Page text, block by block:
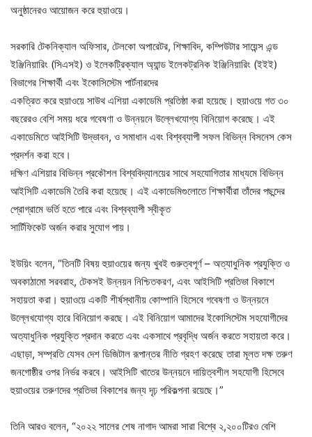
অনুষ্ঠানেরও আয়োজন করে হুয়াওয়ে।
সরকারি টেকনিক্যাল অফিসার, টেলকো অপারেটর, শিক্ষাবিদ, কম্পিউটার সায়েন্স এন্ড
ইঞ্জিনিয়ারিং (সিএসই) ও ইলেকট্রিক্যাল অ্যান্ড ইলেকট্রনিক ইঞ্জিনিয়ারিং (ইইই)
বিভাগের শিক্ষার্থী এবং ইকোসিস্টেম পার্টনারদের
একত্রিত করে হুয়াওয়ে সাউথ এশিয়া একাডেমি প্রতিষ্ঠা করা হয়েছে। হুয়াওয়ে গত ৩০
বছরেরও বেশি সময় ধরে গবেষণা ও উন্নয়নে উল্লেখযোগ্য বিনিয়োগ করেছে। এই
একাডেমিতে আইসিটি উদ্ভাবন, ও সমাধান এবং বিশ্বব্যাপী সফল বিভিন্ন বিসনেস কেস
প্রদর্শন করা হবে।
দক্ষিণ এশিয়ার বিভিন্ন প্রকৌশল বিশ্ববিদ্যালয়ের সাথে সহযোগিতার মাধ্যমে বিভিন্ন
আইসিটি একাডেমি তৈরি করা হয়েছে। এই একাডেমিগুলোতে শিক্ষার্থীরা তাঁদের পছন্দের
প্রোগ্রামে ভর্তি হতে পারে এবং বিশ্বব্যাপী স্বীকৃত
সার্টিফিকেট অর্জন করার সুযোগ পায়।
ইউয়িং বলেন, “তিনটি বিষয় হুয়াওয়ের জন্য খুবই গুরুত্বপূর্ণ – অত্যাধুনিক প্রযুক্তি ও
অবকাঠামো সরবরাহ, টেকসই উন্নয়ন নিশ্চিতকরণ, এবং আইসিটি প্রতিভা বিকাশে
সহায়তা করা। হুয়াওয়ে একটি শীর্ষস্থানীয় কোম্পানি হিসেবে গবেষণা ও উন্নয়নে
উল্লেখযোগ্য হারে বিনিয়োগ করছে। এই বিনিয়োগ আমাদের ইকোসিস্টেম সহযোগীদের
অত্যাধুনিক প্রযুক্তি প্রদান করতে এবং একসাথে প্রবৃদ্ধি অর্জন করতে সহায়তা করে।
এছাড়া, সম্প্রতি যেসব দেশ ডিজিটাল রূপান্তর নীতি গ্রহণ করেছে তারা মূলত দক্ষ তরুণ
জনগোষ্ঠীর ওপর নির্ভর করবে। আইসিটি খাতের উন্নয়নে দায়িত্বশীল সহযোগী হিসেবে
হুয়াওয়ের তরুণদের প্রতিভা বিকাশের জন্য দৃঢ় পরিকল্পনা রয়েছে।”
তিনি আরও বলেন, “২০২২ সালের শেষ নাগাদ আমরা সারা বিশ্বে ২,২০০টিরও বেশি